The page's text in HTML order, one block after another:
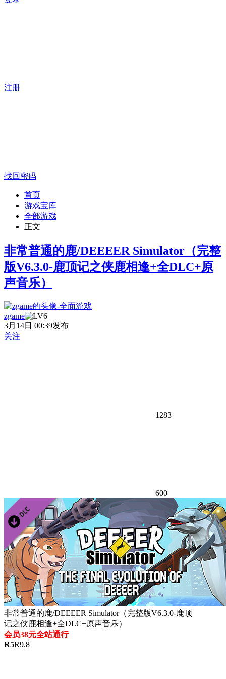
注册
找回密码
首页
游戏宝库
全部游戏
正文
非常普通的鹿/DEEEER Simulator（完整
版V6.3.0-鹿顶记之侠鹿相逢+全DLC+原
声音乐）
zgame
3月14日 00:39发布
关注
1283
600
非常普通的鹿/DEEEER Simulator（完整版V6.3.0-鹿顶
记之侠鹿相逢+全DLC+原声音乐）
会员38元全站通行
R5R9.8